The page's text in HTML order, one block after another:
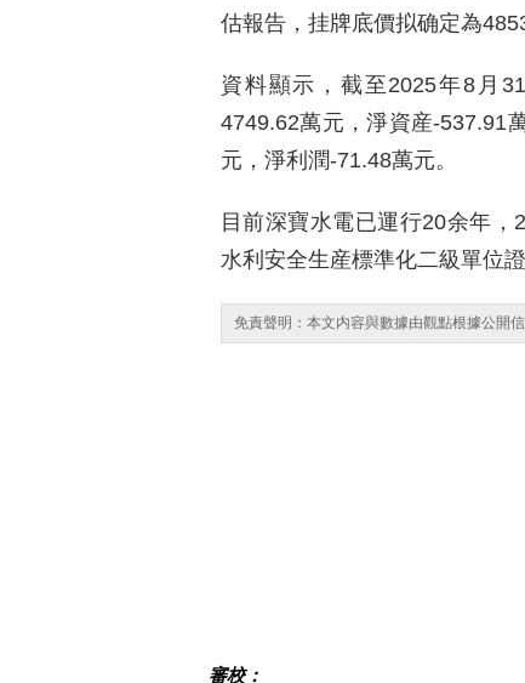
估報告，挂牌底價拟确定為
資料顯示，截至2025年8月
4749.62萬元，淨資産-537.91
元，淨利潤-71.48萬元。
目前深寶水電已運行20余年
水利安全生産標準化二級單位證
免責聲明：本文内容與數據由觀點根據公開
審校：